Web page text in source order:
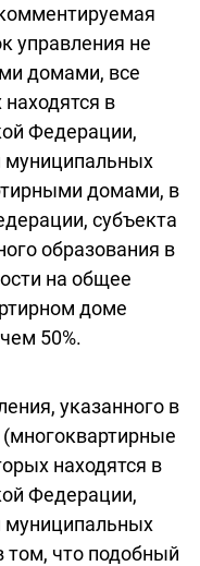
управления не
домами, все
в
Федерации,
муниципальных
домами, в
субъекта
образования в
на общее
доме
50%.
указанного в
находятся в
Федерации,
муниципальных
том, что подобный